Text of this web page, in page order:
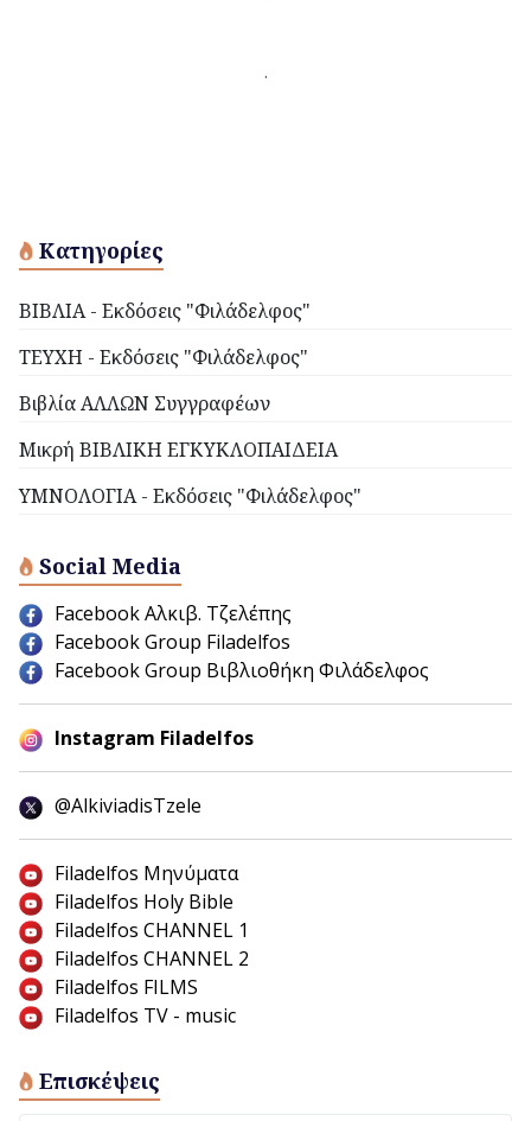
.
Κατηγορίες
ΒΙΒΛΙΑ - Εκδόσεις "Φιλάδελφος"
ΤΕΥΧΗ - Εκδόσεις "Φιλάδελφος"
Βιβλία ΑΛΛΩΝ Συγγραφέων
Μικρή ΒΙΒΛΙΚΗ ΕΓΚΥΚΛΟΠΑΙΔΕΙΑ
ΥΜΝΟΛΟΓΙΑ - Εκδόσεις "Φιλάδελφος"
Social Media
Facebook Αλκιβ. Τζελέπης
Facebook Group Filadelfos
Facebook Group Βιβλιοθήκη Φιλάδελφος
Instagram Filadelfos
@AlkiviadisTzele
Filadelfos Μηνύματα
Filadelfos Holy Bible
Filadelfos CHANNEL 1
Filadelfos CHANNEL 2
Filadelfos FILMS
Filadelfos TV - music
Επισκέψεις